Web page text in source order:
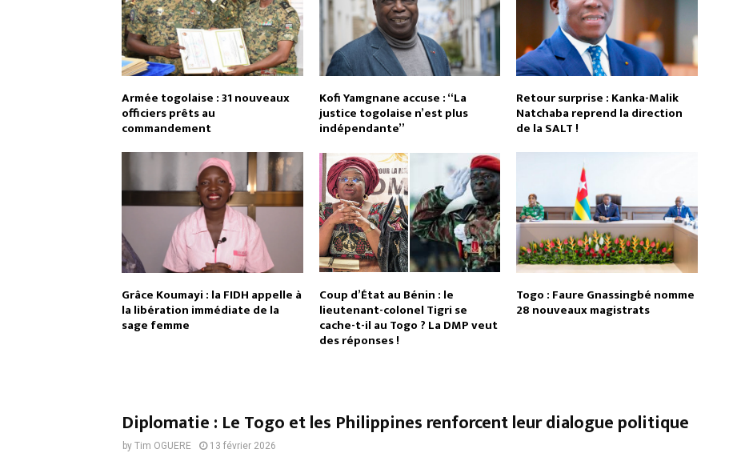
Armée togolaise : 31 nouveaux
officiers prêts au
commandement
Kofi Yamgnane accuse : “La
justice togolaise n’est plus
indépendante”
Retour surprise : Kanka-Malik
Natchaba reprend la direction
de la SALT !
Grâce Koumayi : la FIDH appelle à
la libération immédiate de la
sage femme
Coup d’État au Bénin : le
lieutenant-colonel Tigri se
cache-t-il au Togo ? La DMP veut
des réponses !
Togo : Faure Gnassingbé nomme
28 nouveaux magistrats
Diplomatie : Le Togo et les Philippines renforcent leur dialogue politique
by Tim OGUERE 13 février 2026